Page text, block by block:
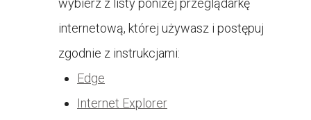
wybierz z listy poniżej przeglądarkę
internetową, której używasz i postępuj
zgodnie z instrukcjami:
Edge
Internet Explorer